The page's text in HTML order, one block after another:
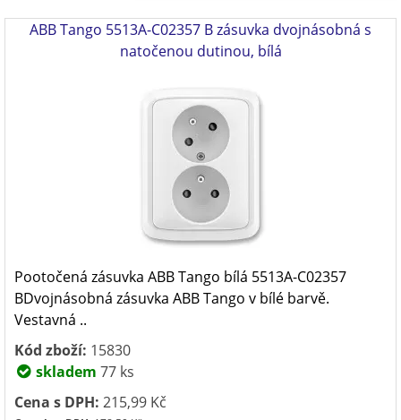
ABB Tango 5513A-C02357 B zásuvka dvojnásobná s
natočenou dutinou, bílá
Pootočená zásuvka ABB Tango bílá 5513A-C02357
BDvojnásobná zásuvka ABB Tango v bílé barvě.
Vestavná ..
Kód zboží: 15830
skladem 77 ks
Cena s DPH: 215,99 Kč